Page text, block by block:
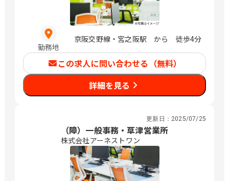
勤務地
京阪交野線・宮之阪駅 から 徒歩4分
この求人に問い合わせる（無料）
詳細を見る
更新日： 2025/07/25
（障）一般事務・草津営業所
株式会社アーネストワン